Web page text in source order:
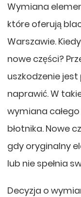
Wymiana
które oferują
Warszawie.
nowe części?
uszkodzenie
naprawić. W
wymiana
błotnika. Nowe
gdy oryginalny
lub nie spełnia
Decyzja o